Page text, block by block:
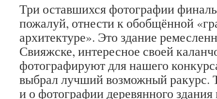
Три оставшихся фотографии
пожалуй, отнести к обобщённой
архитектуре». Это здание
Свияжске, интересное своей
фотографируют для нашего
выбрал лучший возможный ракурс.
и о фотографии деревянного